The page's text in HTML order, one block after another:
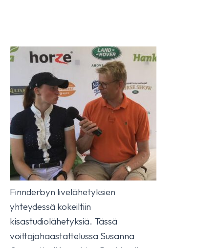
Finnderbyn livelähetyksien
yhteydessä kokeiltiin
kisastudiolähetyksiä. Tässä
voittajahaastattelussa Susanna